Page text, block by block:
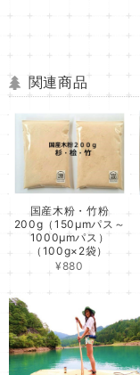
関連商品
国産木粉・竹粉
200g（150μmパス～
1000μmパス）
（100g×2袋）
¥880